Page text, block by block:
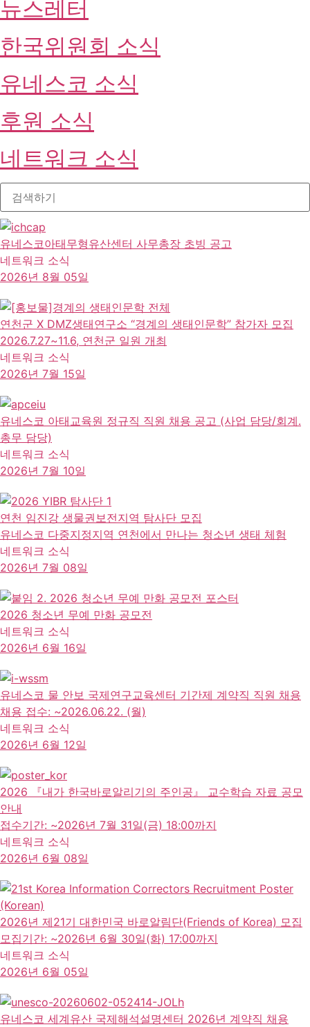
뉴스레터
한국위원회 소식
유네스코 소식
후원 소식
네트워크 소식
유네스코아태무형유산센터 사무총장 초빙 공고
네트워크 소식
2026년 8월 05일
연천군 X DMZ생태연구소 “경계의 생태인문학” 참가자 모집
2026.7.27~11.6, 연천군 일원 개최
네트워크 소식
2026년 7월 15일
유네스코 아태교육원 정규직 직원 채용 공고 (사업 담당/회계․
총무 담당)
네트워크 소식
2026년 7월 10일
연천 임진강 생물권보전지역 탐사단 모집
유네스코 다중지정지역 연천에서 만나는 청소년 생태 체험
네트워크 소식
2026년 7월 08일
2026 청소년 무예 만화 공모전
네트워크 소식
2026년 6월 16일
유네스코 물 안보 국제연구교육센터 기간제 계약직 직원 채용
채용 접수: ~2026.06.22. (월)
네트워크 소식
2026년 6월 12일
2026 『내가 한국바로알리기의 주인공』 교수학습 자료 공모
안내
접수기간: ~2026년 7월 31일(금) 18:00까지
네트워크 소식
2026년 6월 08일
2026년 제21기 대한민국 바로알림단(Friends of Korea) 모집
모집기간: ~2026년 6월 30일(화) 17:00까지
네트워크 소식
2026년 6월 05일
유네스코 세계유산 국제해석설명센터 2026년 계약직 채용